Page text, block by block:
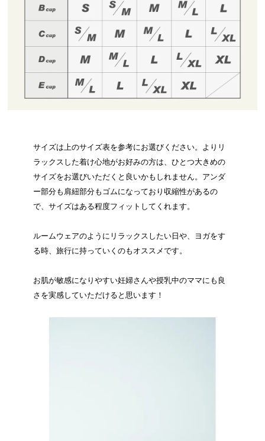
サイズは上のサイズ表を参考にお選びください。よりリ
ラックスした着け心地がお好みの方は、ひとつ大きめの
サイズをお選びいただくと良いかもしれません。アンダ
ー部分も肩紐部分もゴムになっており収縮性があるの
で、サイズはある程度フィットしてくれます。
ルームウェアのようにリラックスしたい日や、ヨガをす
る時、旅行に持っていくのもオススメです。
お肌が敏感になりやすい妊婦さんや授乳中のママにも良
さを実感していただけると思います！